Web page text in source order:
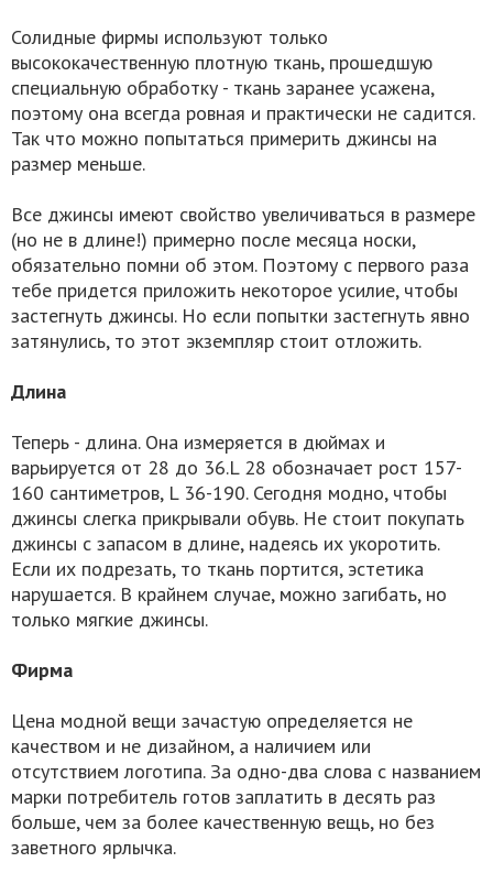
Солидные фирмы используют только
высококачественную плотную ткань, прошедшую
специальную обработку - ткань заранее усажена,
поэтому она всегда ровная и практически не садится.
Так что можно попытаться примерить джинсы на
размер меньше.
Все джинсы имеют свойство увеличиваться в размере
(но не в длине!) примерно после месяца носки,
обязательно помни об этом. Поэтому с первого раза
тебе придется приложить некоторое усилие, чтобы
застегнуть джинсы. Но если попытки застегнуть явно
затянулись, то этот экземпляр стоит отложить.
Длина
Теперь - длина. Она измеряется в дюймах и
варьируется от 28 до 36.L 28 обозначает рост 157-
160 сантиметров, L 36-190. Сегодня модно, чтобы
джинсы слегка прикрывали обувь. Не стоит покупать
джинсы с запасом в длине, надеясь их укоротить.
Если их подрезать, то ткань портится, эстетика
нарушается. В крайнем случае, можно загибать, но
только мягкие джинсы.
Фирма
Цена модной вещи зачастую определяется не
качеством и не дизайном, а наличием или
отсутствием логотипа. За одно-два слова с названием
марки потребитель готов заплатить в десять раз
больше, чем за более качественную вещь, но без
заветного ярлычка.